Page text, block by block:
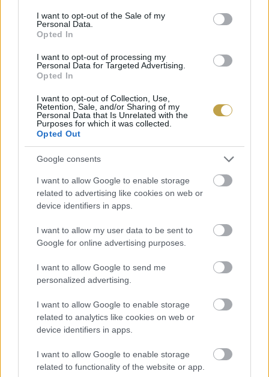
consent section.
I want to opt-out of the Sale of my
Personal Data.
Opted In
I want to opt-out of processing my
Personal Data for Targeted Advertising.
Opted In
I want to opt-out of Collection, Use,
Retention, Sale, and/or Sharing of my
Personal Data that Is Unrelated with the
Purposes for which it was collected.
Opted Out
Google consents
I want to allow Google to enable storage
related to advertising like cookies on web or
device identifiers in apps.
I want to allow my user data to be sent to
Google for online advertising purposes.
I want to allow Google to send me
personalized advertising.
I want to allow Google to enable storage
related to analytics like cookies on web or
device identifiers in apps.
I want to allow Google to enable storage
related to functionality of the website or app.
készítette őket.
TÚLSÁGOSAN IS A LÁTVÁNYRA
ÉPÍT A HELY
Szintén intő jel, ha úgy érezzük, hogy egy
étterem inkább díszletként funkcionál, mint
vacsorahelyszínként. Ha a vendégek sorban
állnak egy-egy fotóért vagy a személyzet
látványos, ámde annál bugyutábbnak tűnő
módon szolgálja fel az ételeket, akkor valószínű,
hogy nem az ízekre és a minőségre, hanem a
szórakoztatásra helyezi az étterem a hangsúlyt.